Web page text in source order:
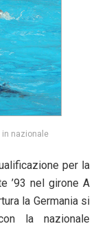
in nazionale
per la
’93 nel girone A
la Germania si
la nazionale